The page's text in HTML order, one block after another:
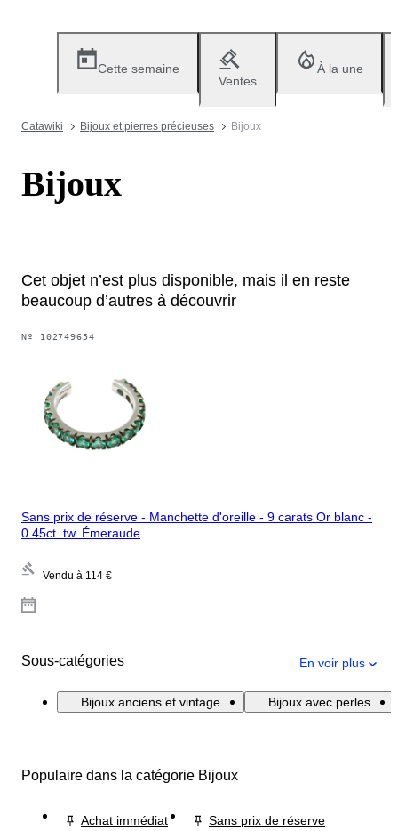
Cette semaine
Ventes
À la une
Catawiki Bijoux et pierres précieuses Bijoux
Bijoux
Cet objet n’est plus disponible, mais il en reste
beaucoup d’autres à découvrir
Nº 102749654
Sans prix de réserve - Manchette d'oreille - 9 carats Or blanc -
0.45ct. tw. Émeraude
Vendu à 114 €
Sous-catégories En voir plus
Bijoux anciens et vintage Bijoux avec perles
Populaire dans la catégorie Bijoux
Achat immédiat
Sans prix de réserve